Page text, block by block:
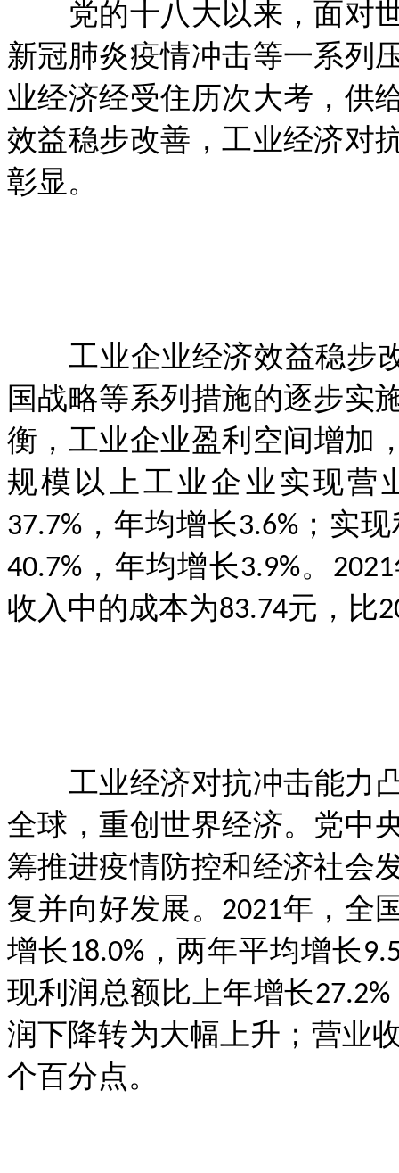
党的十八大以来，面对世
新冠肺炎疫情冲击等一系列
业经济经受住历次大考，供
效益稳步改善，工业经济对
彰显。
工业企业经济效益稳步改
国战略等系列措施的逐步实
衡，工业企业盈利空间增加
规模以上工业企业实现营
37.7%，年均增长3.6%；实
40.7%，年均增长3.9%。
收入中的成本为83.74元，比
工业经济对抗冲击能力凸
全球，重创世界经济。党中
筹推进疫情防控和经济社会
复并向好发展。2021年，全
增长18.0%，两年平均增长
现利润总额比上年增长
润下降转为大幅上升；营业
个百分点。